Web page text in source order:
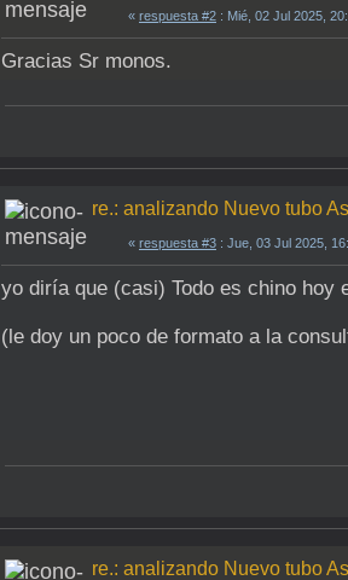
« respuesta #2 : Mié, 02 Jul 2025,
Gracias Sr monos.
re.: analizando Nuevo tubo
« respuesta #3 : Jue, 03 Jul 2025,
yo diría que (casi) Todo es chino hoy
(le doy un poco de formato a la
re.: analizando Nuevo tubo